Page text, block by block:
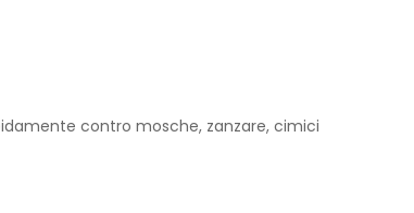
contro mosche, zanzare, cimici